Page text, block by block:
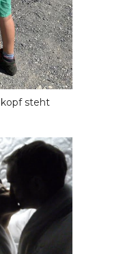
steht